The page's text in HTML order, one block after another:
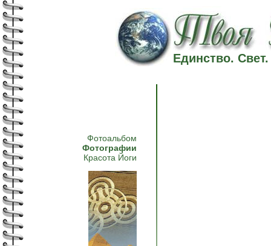
Единство.
Фотоальбом
Фотографии
Красота Йоги